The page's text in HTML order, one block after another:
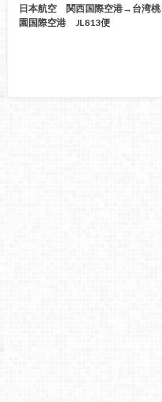
日本航空 関西国際空港→台湾桃
園国際空港 JL813便